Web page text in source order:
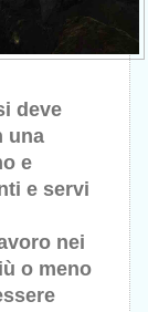
deve
una
e
e servi
nei
o meno